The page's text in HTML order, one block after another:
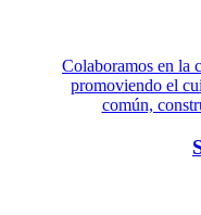
Colaboramos en la
promoviendo el
común,